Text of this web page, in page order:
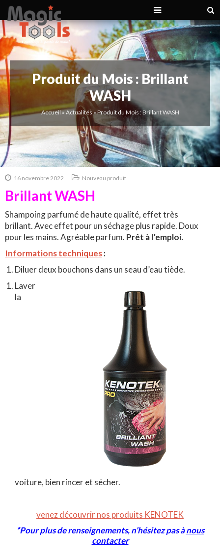
Produit du Mois : Brillant
WASH
Accueil»Actualités »Produit du Mois : Brillant WASH
16 novembre 2022 Nouveau produit
Brillant WASH
Shampoing parfumé de haute qualité, effet très
brillant. Avec effet pour un séchage plus rapide. Doux
pour les mains. Agréable parfum. Prêt à l’emploi.
Informations techniques:
Diluer deux bouchons dans un seau d’eau tiède.
Laver
la
voiture, bien rincer et sécher.
venez découvrir nos produits KENOTEK
*Pour plus de renseignements, n’hésitez pas ànous
contacter